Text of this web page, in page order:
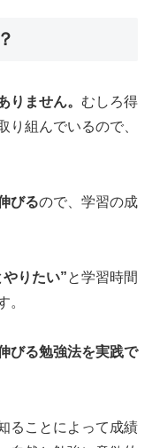
りません。 むしろ得
り組んでいるので、
びるので、学習の成
やりたい”と学習時間
。
びる勉強法を実践で
ることによって成績